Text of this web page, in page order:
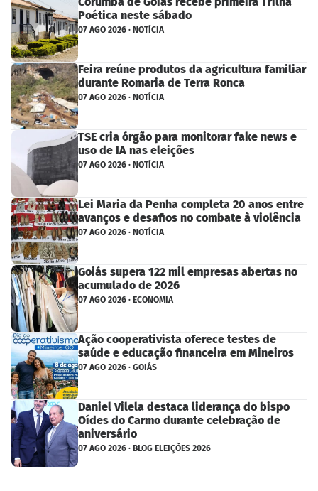
Poética neste sábado
07 AGO 2026 · NOTÍCIA
Feira reúne produtos da agricultura familiar
durante Romaria de Terra Ronca
07 AGO 2026 · NOTÍCIA
TSE cria órgão para monitorar fake news e
uso de IA nas eleições
07 AGO 2026 · NOTÍCIA
Lei Maria da Penha completa 20 anos entre
avanços e desafios no combate à violência
07 AGO 2026 · NOTÍCIA
Goiás supera 122 mil empresas abertas no
acumulado de 2026
07 AGO 2026 · ECONOMIA
Ação cooperativista oferece testes de
saúde e educação financeira em Mineiros
07 AGO 2026 · GOIÁS
Daniel Vilela destaca liderança do bispo
Oídes do Carmo durante celebração de
aniversário
07 AGO 2026 · BLOG ELEIÇÕES 2026